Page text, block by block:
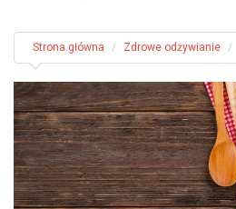
Strona główna Zdrowe odżywianie